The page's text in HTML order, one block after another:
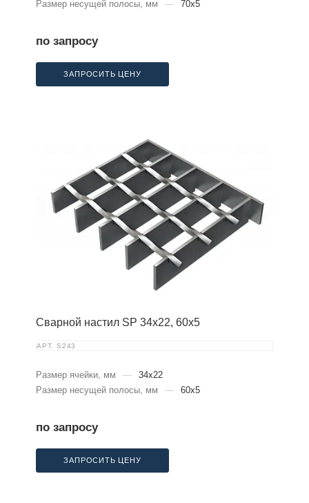
Размер несущей полосы, мм — 70x5
по запросу
ЗАПРОСИТЬ ЦЕНУ
Сварной настил SP 34х22, 60х5
АРТ. S243
Размер ячейки, мм —
34x22
Размер несущей полосы, мм
— 60x5
по запросу
ЗАПРОСИТЬ ЦЕНУ